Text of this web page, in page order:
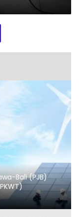
Bali (PJB)